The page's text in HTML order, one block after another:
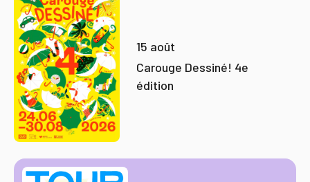
15 août
Carouge Dessiné! 4e
édition